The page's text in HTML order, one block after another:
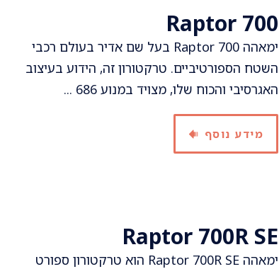
Raptor 700
ימאהה Raptor 700 בעל שם אדיר בעולם רכבי
השטח הספורטיביים. טרקטורון זה, הידוע בעיצוב
האגרסיבי והכוח שלו, מצויד במנוע 686 ...
מידע נוסף
Raptor 700R SE
ימאהה Raptor 700R SE הוא טרקטורון ספורט